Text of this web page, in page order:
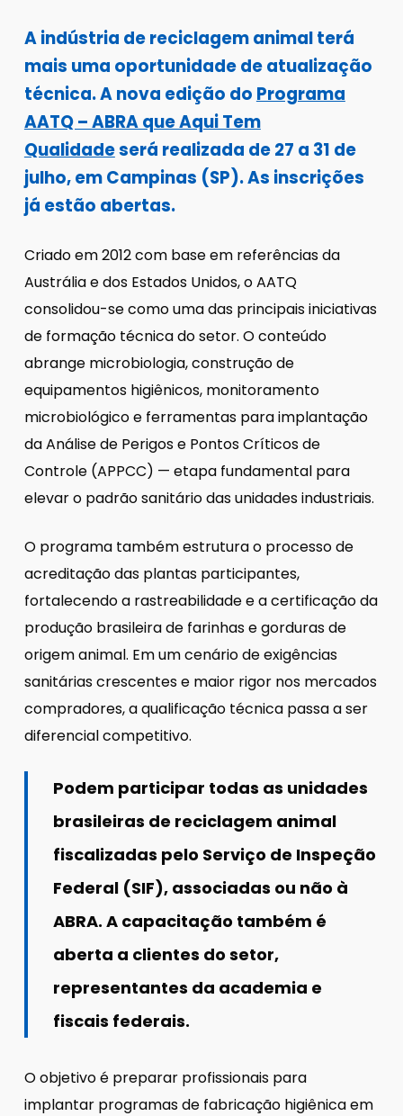
A indústria de reciclagem animal terá
mais uma oportunidade de atualização
técnica. A nova edição do Programa
AATQ – ABRA que Aqui Tem
Qualidadeserá realizada de 27 a 31 de
julho, em Campinas (SP). As inscrições
já estão abertas.
Criado em 2012 com base em referências da
Austrália e dos Estados Unidos, o AATQ
consolidou-se como uma das principais iniciativas
de formação técnica do setor. O conteúdo
abrange microbiologia, construção de
equipamentos higiênicos, monitoramento
microbiológico e ferramentas para implantação
da Análise de Perigos e Pontos Críticos de
Controle (APPCC) — etapa fundamental para
elevar o padrão sanitário das unidades industriais.
O programa também estrutura o processo de
acreditação das plantas participantes,
fortalecendo a rastreabilidade e a certificação da
produção brasileira de farinhas e gorduras de
origem animal. Em um cenário de exigências
sanitárias crescentes e maior rigor nos mercados
compradores, a qualificação técnica passa a ser
diferencial competitivo.
Podem participar todas as unidades
brasileiras de reciclagem animal
fiscalizadas pelo Serviço de Inspeção
Federal (SIF), associadas ou não à
ABRA. A capacitação também é
aberta a clientes do setor,
representantes da academia e
fiscais federais.
O objetivo é preparar profissionais para
implantar programas de fabricação higiênica em